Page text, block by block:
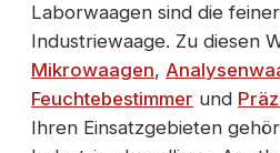
Laborwaagen sind die
Industriewaage. Zu diesen
Mikrowaagen,
Feuchtebestimmer und
Ihren Einsatzgebieten